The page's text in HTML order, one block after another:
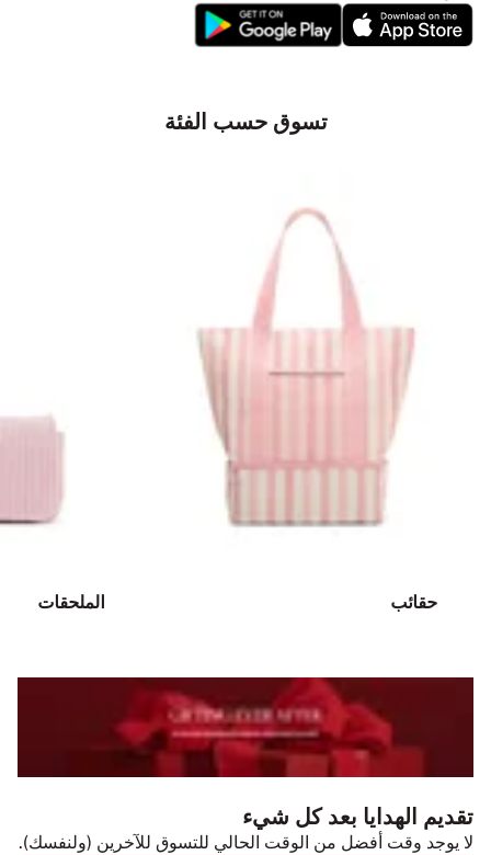
تسوق حسب الفئة
حقائب الملحقات
تقديم الهدايا بعد كل شيء
لا يوجد وقت أفضل من الوقت الحالي للتسوق للآخرين (ولنفسك).